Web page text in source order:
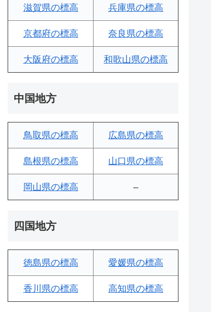
滋賀県の標高 兵庫県の標高
京都府の標高 奈良県の標高
大阪府の標高 和歌山県の標高
中国地方
鳥取県の標高 広島県の標高
島根県の標高 山口県の標高
岡山県の標高 –
四国地方
徳島県の標高 愛媛県の標高
香川県の標高 高知県の標高